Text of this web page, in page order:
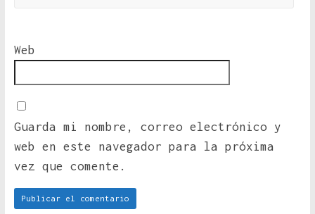
Web
Guarda mi nombre, correo electrónico y
web en este navegador para la próxima
vez que comente.